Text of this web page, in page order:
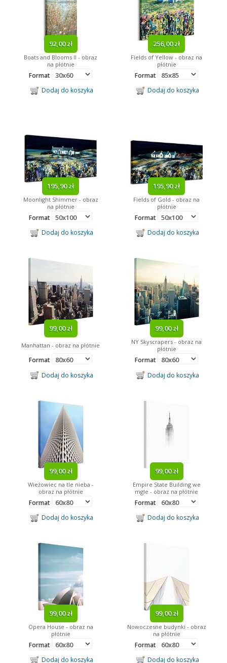
92,00 zł
Boats and Blooms II - obraz
na płótnie
Format
Dodaj do koszyka
256,00 zł
Fields of Yellow - obraz na
płótnie
Format
Dodaj do koszyka
195,90 zł
Moonlight Shimmer - obraz
na płótnie
Format
Dodaj do koszyka
195,90 zł
Fields of Gold - obraz na
płótnie
Format
Dodaj do koszyka
99,00 zł
Manhattan - obraz na płótnie
Format
Dodaj do koszyka
99,00 zł
NY Skyscrapers - obraz na
płótnie
Format
Dodaj do koszyka
99,00 zł
Wieżowiec na tle nieba -
obraz na płótnie
Format
Dodaj do koszyka
99,00 zł
Empire State Building we
mgle - obraz na płótnie
Format
Dodaj do koszyka
99,00 zł
Opera House - obraz na
płótnie
Format
Dodaj do koszyka
99,00 zł
Nowoczesne budynki - obraz
na płótnie
Format
Dodaj do koszyka